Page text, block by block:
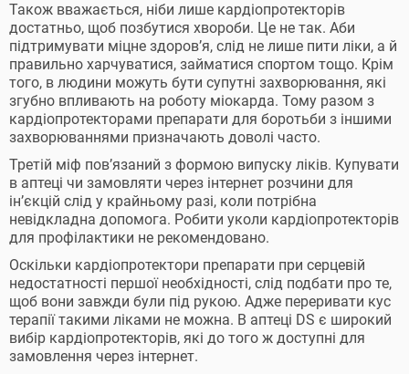
Також вважається, ніби лише кардіопротекторів
достатньо, щоб позбутися хвороби. Це не так. Аби
підтримувати міцне здоров’я, слід не лише пити ліки, а й
правильно харчуватися, займатися спортом тощо. Крім
того, в людини можуть бути супутні захворювання, які
згубно впливають на роботу міокарда. Тому разом з
кардіопротекторами препарати для боротьби з іншими
захворюваннями призначають доволі часто.
Третій міф пов’язаний з формою випуску ліків. Купувати
в аптеці чи замовляти через інтернет розчини для
ін’єкцій слід у крайньому разі, коли потрібна
невідкладна допомога. Робити уколи кардіопротекторів
для профілактики не рекомендовано.
Оскільки кардіопротектори препарати при серцевій
недостатності першої необхідності, слід подбати про те,
щоб вони завжди були під рукою. Адже переривати кус
терапії такими ліками не можна. В аптеці DS є широкий
вибір кардіопротекторів, які до того ж доступні для
замовлення через інтернет.